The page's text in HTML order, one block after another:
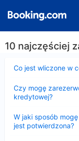
10 najczęściej
Co jest wliczone w
Czy mogę
kredytowej?
W jaki sposób
jest potwierdzona?